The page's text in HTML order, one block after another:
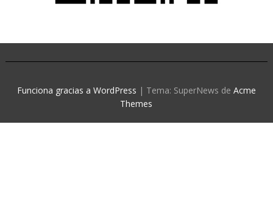
Funciona gracias a WordPress | Tema: SuperNews de Acme
Themes